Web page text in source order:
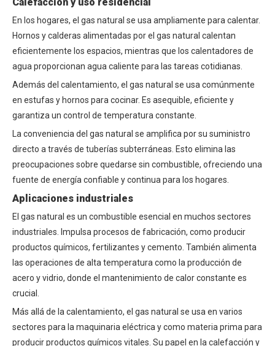
En los hogares, el gas natural se usa ampliamente para calentar.
Hornos y calderas alimentadas por el gas natural calentan
eficientemente los espacios, mientras que los calentadores de
agua proporcionan agua caliente para las tareas cotidianas.
Además del calentamiento, el gas natural se usa comúnmente
en estufas y hornos para cocinar. Es asequible, eficiente y
garantiza un control de temperatura constante.
La conveniencia del gas natural se amplifica por su suministro
directo a través de tuberías subterráneas. Esto elimina las
preocupaciones sobre quedarse sin combustible, ofreciendo una
fuente de energía confiable y continua para los hogares.
Aplicaciones industriales
El gas natural es un combustible esencial en muchos sectores
industriales. Impulsa procesos de fabricación, como producir
productos químicos, fertilizantes y cemento. También alimenta
las operaciones de alta temperatura como la producción de
acero y vidrio, donde el mantenimiento de calor constante es
crucial.
Más allá de la calentamiento, el gas natural se usa en varios
sectores para la maquinaria eléctrica y como materia prima para
producir productos químicos vitales. Su papel en la calefacción y